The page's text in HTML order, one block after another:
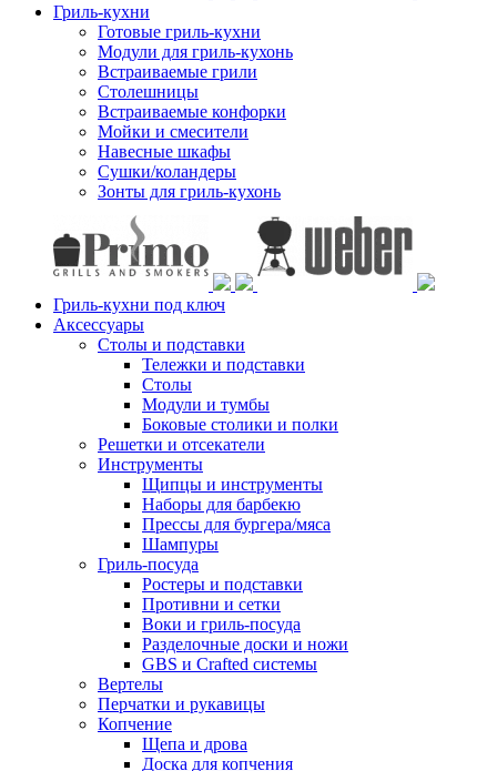
Гриль-кухни
Готовые гриль-кухни
Модули для гриль-кухонь
Встраиваемые грили
Столешницы
Встраиваемые конфорки
Мойки и смесители
Навесные шкафы
Сушки/коландеры
Зонты для гриль-кухонь
Гриль-кухни под ключ
Аксессуары
Столы и подставки
Тележки и подставки
Столы
Модули и тумбы
Боковые столики и полки
Решетки и отсекатели
Инструменты
Щипцы и инструменты
Наборы для барбекю
Прессы для бургера/мяса
Шампуры
Гриль-посуда
Ростеры и подставки
Противни и сетки
Воки и гриль-посуда
Разделочные доски и ножи
GBS и Crafted системы
Вертелы
Перчатки и рукавицы
Копчение
Щепа и дрова
Доска для копчения